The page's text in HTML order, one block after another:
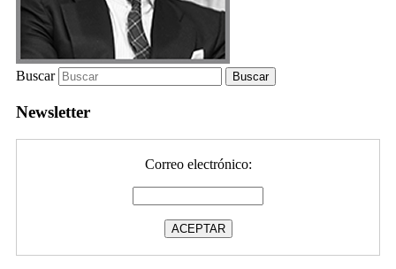
Buscar
Newsletter
Correo electrónico: